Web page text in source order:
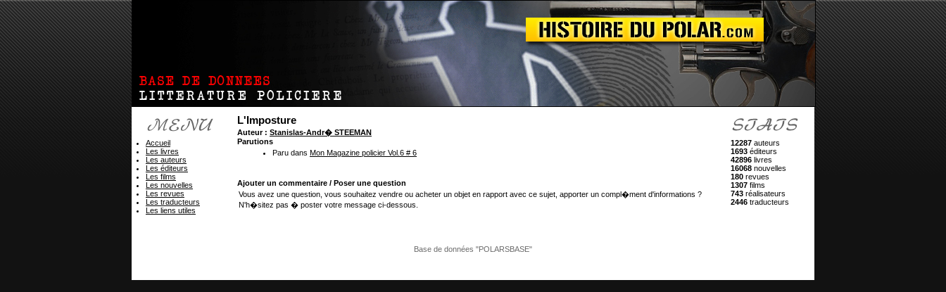
L'Imposture
Auteur : Stanislas-Andr� STEEMAN
Parutions
Paru dans Mon Magazine policier Vol.6 # 6
Ajouter un commentaire / Poser une question
Vous avez une question, vous souhaitez vendre ou acheter un objet en rapport avec ce sujet, apporter un compl�ment d'informations ?
N'h�sitez pas � poster votre message ci-dessous.
Accueil
Les livres
Les auteurs
Les éditeurs
Les films
Les nouvelles
Les revues
Les traducteurs
Les liens utiles
12287 auteurs
1693 éditeurs
42896 livres
16068 nouvelles
180 revues
1307 films
743 réalisateurs
2446 traducteurs
Base de données "POLARSBASE"